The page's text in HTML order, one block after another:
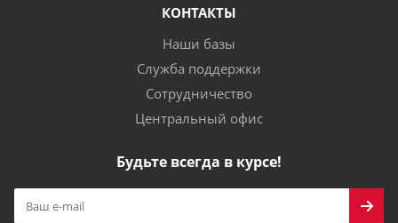
КОНТАКТЫ
Наши базы
Служба поддержки
Сотрудничество
Центральный офис
Будьте всегда в курсе!